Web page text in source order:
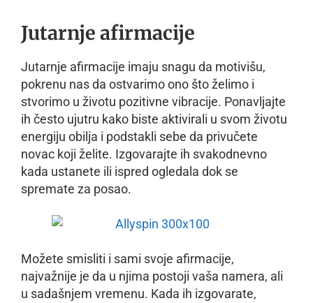
Jutarnje afirmacije
Jutarnje afirmacije imaju snagu da motivišu,
pokrenu nas da ostvarimo ono što želimo i
stvorimo u životu pozitivne vibracije. Ponavljajte
ih često ujutru kako biste aktivirali u svom životu
energiju obilja i podstakli sebe da privučete
novac koji želite. Izgovarajte ih svakodnevno
kada ustanete ili ispred ogledala dok se
spremate za posao.
Možete smisliti i sami svoje afirmacije,
najvažnije je da u njima postoji vaša namera, ali
u sadašnjem vremenu. Kada ih izgovarate,